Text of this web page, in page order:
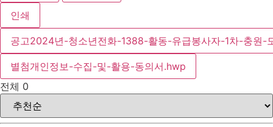
인쇄
공고2024년-청소년전화-1388-활동-유급봉사자-1차-충원-
별첨개인정보-수집-및-활용-동의서.hwp
전체 0